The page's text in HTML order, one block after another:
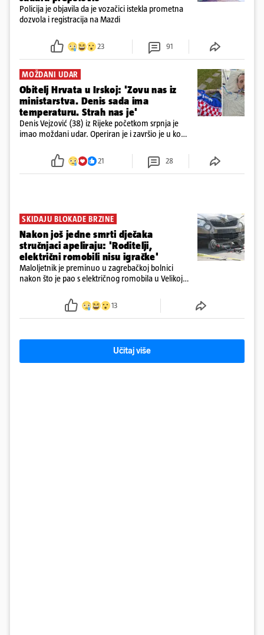
Policija je objavila da je vozačici istekla prometna
dozvola i registracija na Mazdi
23 91
MOŽDANI UDAR
Obitelj Hrvata u Irskoj: 'Zovu nas iz
ministarstva. Denis sada ima
temperaturu. Strah nas je'
Denis Vejzović (38) iz Rijeke početkom srpnja je
imao moždani udar. Operiran je i završio je u komi.
tamošnji liječnici ne vjeruju u oporavak: 'Imamo
21 28
SKIDAJU BLOKADE BRZINE
Nakon još jedne smrti dječaka
stručnjaci apeliraju: 'Roditelji,
električni romobili nisu igračke'
Maloljetnik je preminuo u zagrebačkoj bolnici
nakon što je pao s električnog romobila u Velikoj
13
Učitaj više